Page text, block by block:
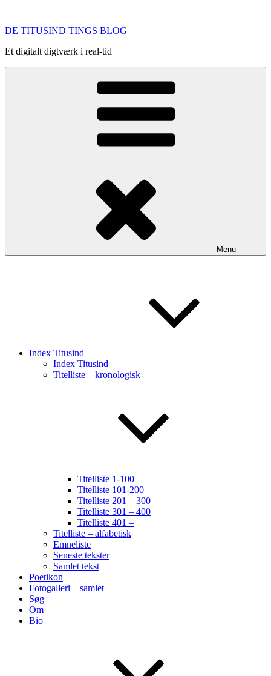
indhold
DE TITUSIND TINGS BLOG
Et digitalt digtværk i real-tid
Menu
Index Titusind
Index Titusind
Titelliste – kronologisk
Titelliste 1-100
Titelliste 101-200
Titelliste 201 – 300
Titelliste 301 – 400
Titelliste 401 –
Titelliste – alfabetisk
Emneliste
Seneste tekster
Samlet tekst
Poetikon
Fotogalleri – samlet
Søg
Om
Bio